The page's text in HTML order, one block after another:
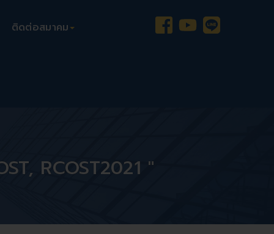
ติดต่อสมาคม
RCOST2021 "